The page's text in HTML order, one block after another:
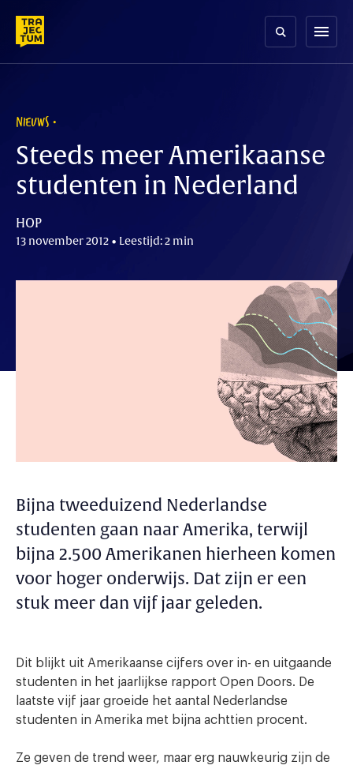
content
menu
NIEUWS
Steeds meer Amerikaanse
studenten in Nederland
HOP
13 november 2012 • Leestijd: 2 min
Bijna tweeduizend Nederlandse
studenten gaan naar Amerika, terwijl
bijna 2.500 Amerikanen hierheen komen
voor hoger onderwijs. Dat zijn er een
stuk meer dan vijf jaar geleden.
Dit blijkt uit Amerikaanse cijfers over in- en uitgaande
studenten in het jaarlijkse rapport Open Doors. De
laatste vijf jaar groeide het aantal Nederlandse
studenten in Amerika met bijna achttien procent.
Ze geven de trend weer, maar erg nauwkeurig zijn de